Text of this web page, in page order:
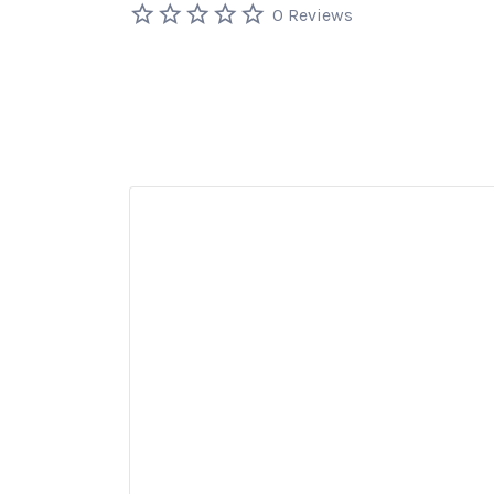
0 Reviews